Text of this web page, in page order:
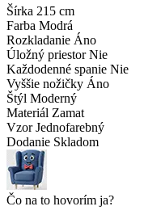
Šírka 215 cm
Farba Modrá
Rozkladanie Áno
Úložný priestor Nie
Každodenné spanie Nie
Vyššie nožičky Áno
Štýl Moderný
Materiál Zamat
Vzor Jednofarebný
Dodanie Skladom
Čo na to hovorím ja?